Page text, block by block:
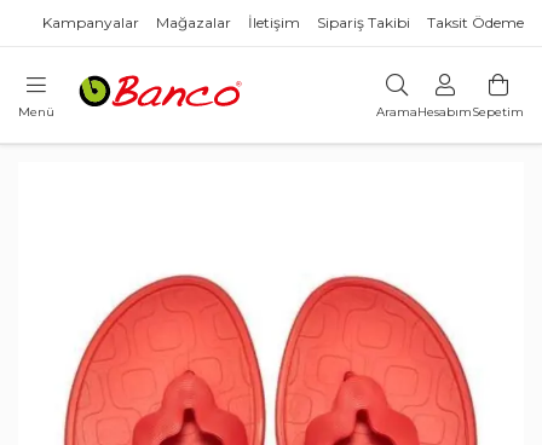
Kampanyalar Mağazalar İletişim Sipariş Takibi Taksit Ödeme
Menü AramaHesabımSepetim